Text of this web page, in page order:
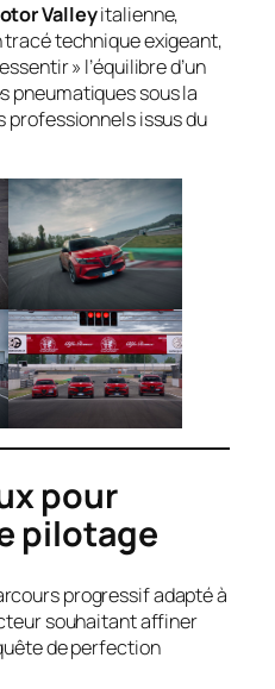
Valleyitalienne,
tracé technique exigeant,
» l’équilibre d’un
pneumatiques sous la
professionnels issus du
pour
pilotage
progressif adapté à
souhaitant affiner
de perfection